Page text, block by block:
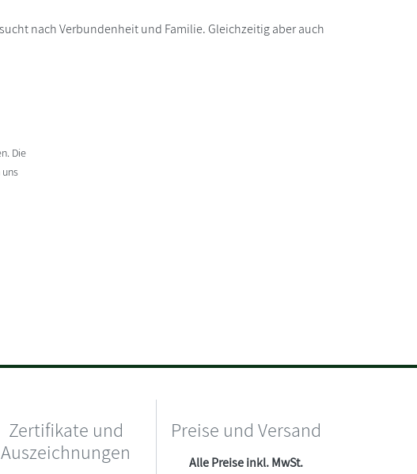
nach Verbundenheit und Familie. Gleichzeitig aber auch
Die
Zertifikate und
Auszeichnungen
Preise und Versand
Alle Preise inkl. MwSt.